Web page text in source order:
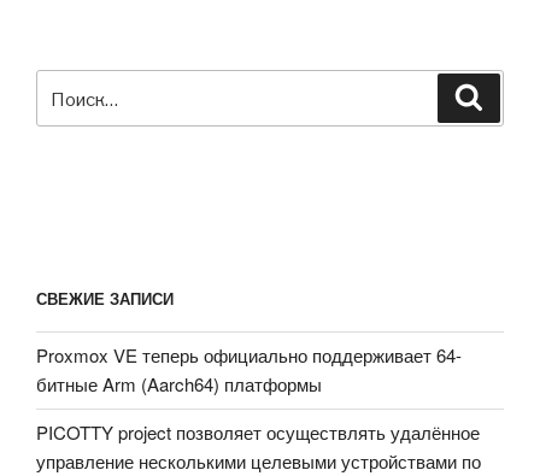
GNSS
Fi»
СВЕЖИЕ ЗАПИСИ
Proxmox VE теперь официально поддерживает 64-
битные Arm (Aarch64) платформы
PICOTTY project позволяет осуществлять удалённое
управление несколькими целевыми устройствами по